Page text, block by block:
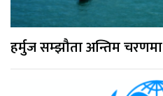
हर्मुज सम्झौता अन्तिम चरणमा